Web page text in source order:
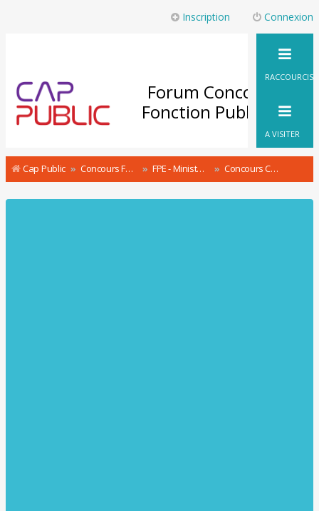
Connexion
Inscription
Forum Concours
Fonction Publique
RACCOURCIS
A VISITER
Cap Public Concours Fonction Publique : le Forum FPE - Ministère des Sports Concours & recrutement Concours Conseiller d’éducation populaire et de jeunesse CEPJ